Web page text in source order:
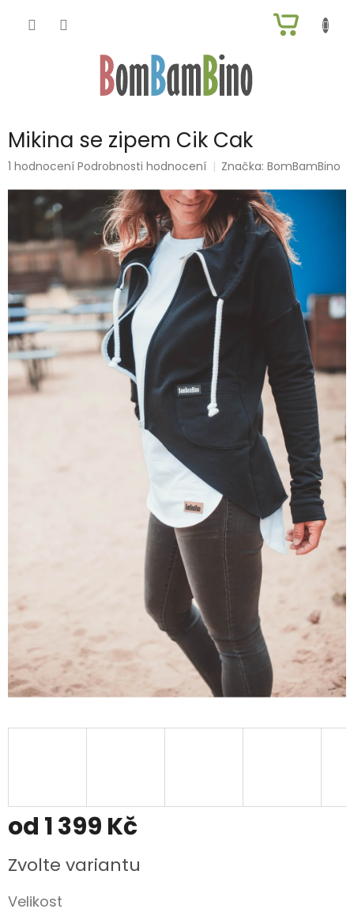
KOŠÍK
Mikina se zipem Cik Cak
Průměrné
produktu
z
5
hvězdiček.
1 hodnocení Podrobnosti hodnocení Značka:BomBamBino
od 1 399 Kč
cena:
Zvolte variantu
Velikost